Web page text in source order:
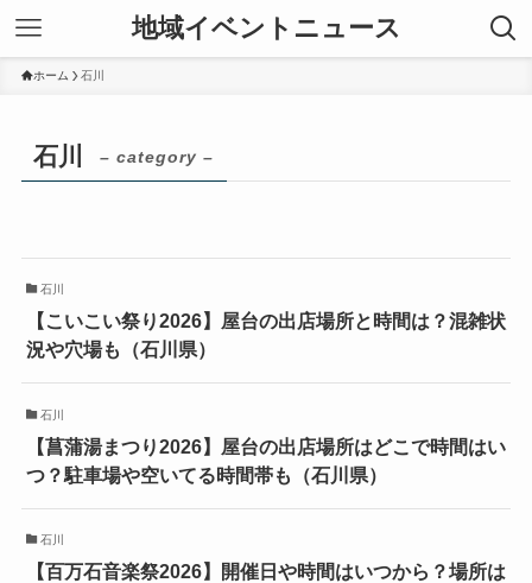
地域イベントニュース
ホーム 石川
石川 – category –
石川
【こいこい祭り2026】屋台の出店場所と時間は？混雑状
況や穴場も（石川県）
石川
【菖蒲湯まつり2026】屋台の出店場所はどこで時間はい
つ？駐車場や空いてる時間帯も（石川県）
石川
【百万石音楽祭2026】開催日や時間はいつから？場所は